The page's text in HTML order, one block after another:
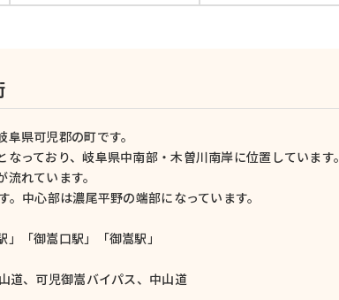
県可児郡の町です。
っており、岐阜県中南部・木曽川南岸に位置しています。
れています。
中心部は濃尾平野の端部になっています。
「御嵩口駅」「御嵩駅」
道、可児御嵩バイパス、中山道